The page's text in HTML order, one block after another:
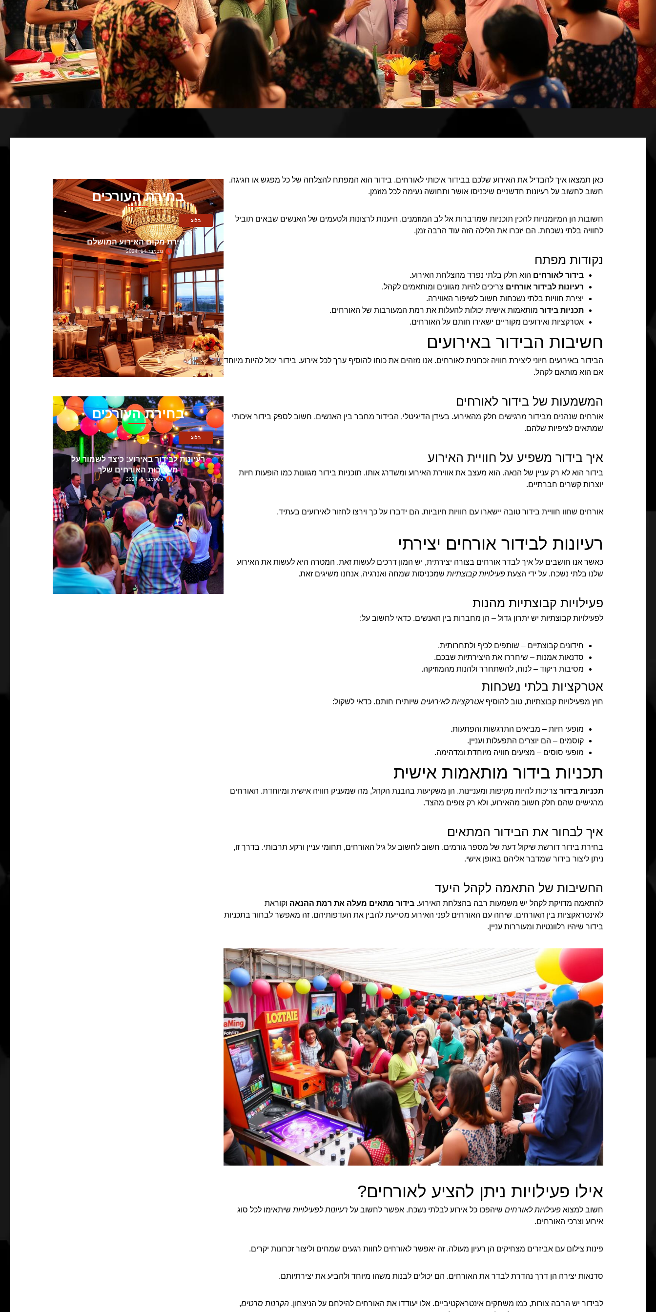
כאן תמצאו איך להבדיל את האירוע שלכם בבידור איכותי לאורחים. בידור הוא המפתח להצלחה של כל מפגש או חגיגה.
חשוב לחשוב על רעיונות חדשניים שיכניסו אושר ותחושה נעימה לכל מוזמן.
חשובות הן המיומנויות להכין תוכניות שמדברות אל לב המוזמנים. היענות לרצונות ולטעמים של האנשים שבאים תוביל
לחוויה בלתי נשכחת. הם יזכרו את הלילה הזה עוד הרבה זמן.
נקודות מפתח
בידור לאורחים הוא חלק בלתי נפרד מהצלחת האירוע.
רעיונות לבידור אורחים צריכים להיות מגוונים ומותאמים לקהל.
יצירת חוויות בלתי נשכחות חשוב לשיפור האווירה.
תכניות בידור מותאמות אישית יכולות להעלות את רמת המעורבות של האורחים.
אטרקציות ואירועים מקוריים ישאירו חותם על האורחים.
חשיבות הבידור באירועים
הבידור באירועים חיוני ליצירת חוויה זכרונית לאורחים. אנו מזהים את כוחו להוסיף ערך לכל אירוע. בידור יכול להיות מיוחד
אם הוא מותאם לקהל.
המשמעות של בידור לאורחים
אורחים שנהנים מבידור מרגישים חלק מהאירוע. בעידן הדיגיטלי, הבידור מחבר בין האנשים. חשוב לספק בידור איכותי
שמתאים לציפיות שלהם.
איך בידור משפיע על חוויית האירוע
בידור הוא לא רק עניין של הנאה. הוא מעצב את אווירת האירוע ומשדרג אותו. תוכניות בידור מגוונות כמו הופעות חיות
יוצרות קשרים חברתיים.
אורחים שחוו חוויית בידור טובה יישארו עם חוויות חיוביות. הם ידברו על כך וירצו לחזור לאירועים בעתיד.
רעיונות לבידור אורחים יצירתי
כאשר אנו חושבים על איך לבדר אורחים בצורה יצירתית, יש המון דרכים לעשות זאת. המטרה היא לעשות את האירוע
שלנו בלתי נשכח. על ידי הצעת פעילויות קבוצתיות שמכניסות שמחה ואנרגיה, אנחנו משיגים זאת.
פעילויות קבוצתיות מהנות
לפעילויות קבוצתיות יש יתרון גדול – הן מחברות בין האנשים. כדאי לחשוב על:
חידונים קבוצתיים – שותפים לכיף ולתחרותית.
סדנאות אמנות – שיחררו את היצירתיות שבכם.
מסיבות ריקוד – לנוח, להשתחרר ולהנות מהמוזיקה.
אטרקציות בלתי נשכחות
חוץ מפעילויות קבוצתיות, טוב להוסיףאטרקציות לאירועים שיותירו חותם. כדאי לשקול:
מופעי חיות – מביאים התרגשות והפתעות.
קוסמים – הם יוצרים התפעלות ועניין.
מופעי סוסים – מציעים חוויה מיוחדת ומדהימה.
תכניות בידור מותאמות אישית
תכניות בידור צריכות להיות מקיפות ומעניינות. הן משקיעות בהבנת הקהל, מה שמעניק חוויה אישית ומיוחדת. האורחים
מרגישים שהם חלק חשוב מהאירוע, ולא רק צופים מהצד.
איך לבחור את הבידור המתאים
בחירת בידור דורשת שיקול דעת של מספר גורמים. חשוב לחשוב על גיל האורחים, תחומי עניין ורקע תרבותי. בדרך זו,
ניתן ליצור בידור שמדבר אליהם באופן אישי.
החשיבות של התאמה לקהל היעד
להתאמה מדויקת לקהל יש משמעות רבה בהצלחת האירוע. בידור מתאים מעלה את רמת ההנאה וקוראת
לאינטראקציות בין האורחים. שיחה עם האורחים לפני האירוע מסייעת להבין את העדפותיהם. זה מאפשר לבחור בתכניות
בידור שיהיו רלוונטיות ומעוררות עניין.
אילו פעילויות ניתן להציע לאורחים?
חשוב למצוא פעילויות לאורחים שיהפכו כל אירוע לבלתי נשכח. אפשר לחשוב על רעיונות לפעילויות שיתאימו לכל סוג
אירוע וצרכי האורחים.
פינות צילום עם אביזרים מצחיקים הן רעיון מעולה. זה יאפשר לאורחים לחוות רגעים שמחים וליצור זכרונות יקרים.
סדנאות יצירה הן דרך נהדרת לבדר את האורחים. הם יכולים לבנות משהו מיוחד ולהביע את יצירתיותם.
לבידור יש הרבה צורות, כמו משחקים אינטראקטיביים. אלו יעודדו את האורחים להילחם על הניצחון. הקרנות סרטים,
בחירת העורכים
בלוג
בחירת מקום האירוע המושלם
נובמבר 14, 2024
בחירת העורכים
בלוג
רעיונות לבידור באירוע: כיצד לשמור על
מעורבות האורחים שלך
ספטמבר 8, 2024